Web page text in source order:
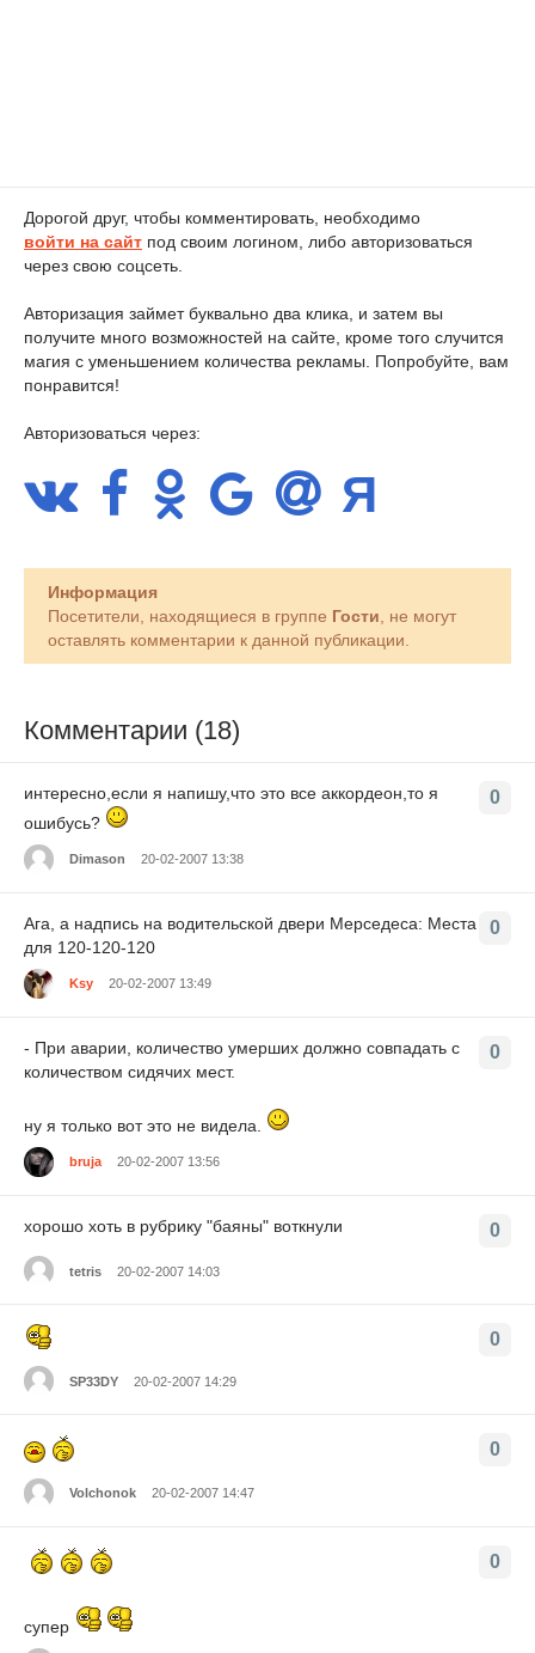
Дорогой друг, чтобы комментировать, необходимо
войти на сайт под своим логином, либо авторизоваться
через свою соцсеть.
Авторизация займет буквально два клика, и затем вы
получите много возможностей на сайте, кроме того случится
магия с уменьшением количества рекламы. Попробуйте, вам
понравится!
Авторизоваться через:
Информация
Посетители, находящиеся в группе Гости , не могут
оставлять комментарии к данной публикации.
Комментарии (18)
0
интересно,если я напишу,что это все аккордеон,то я
ошибусь?
Dimason 20-02-2007 13:38
0
Ага, а надпись на водительской двери Мерседеса: Места
для 120-120-120
Ksy 20-02-2007 13:49
0
- При аварии, количество умерших должно совпадать с
количеством сидячих мест.
ну я только вот это не видела.
bruja 20-02-2007 13:56
0
хорошо хоть в рубрику "баяны" воткнули
tetris 20-02-2007 14:03
0
SP33DY 20-02-2007 14:29
0
Volchonok 20-02-2007 14:47
0
супер